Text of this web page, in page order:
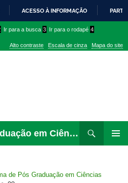
PARA
CONTEÚDO
ACESSO À INFORMAÇÃO
Ir para a busca 3 Ir para o rodapé 4
Alto contraste Escala de cinza Mapa do site
Programa de Pós Graduação em Ciências Biológicas
para
de Pós Graduação em Ciências